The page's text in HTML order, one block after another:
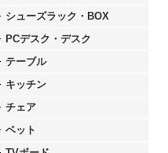
シューズラック・BOX
PCデスク・デスク
テーブル
キッチン
チェア
ベット